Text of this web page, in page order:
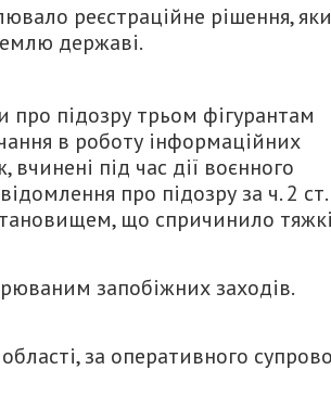
реєстраційне рішення,
державі.
про підозру трьом фігурантам
в роботу інформаційних
під час дії воєнного
про підозру за ч. 2 ст.
що спричинило
запобіжних заходів.
за оперативного